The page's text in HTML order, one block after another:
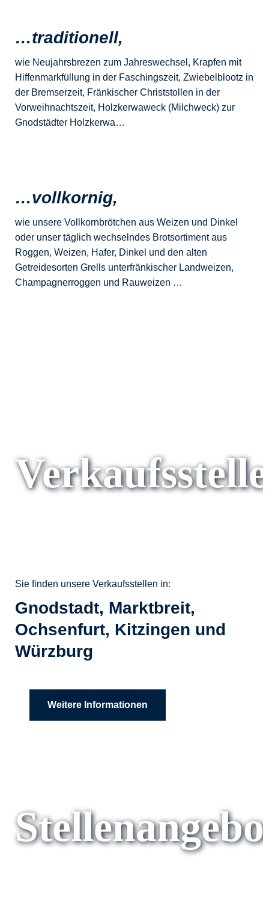
…traditionell,
wie Neujahrsbrezen zum Jahreswechsel, Krapfen mit
Hiffenmarkfüllung in der Faschingszeit, Zwiebelblootz in
der Bremserzeit, Fränkischer Christstollen in der
Vorweihnachtszeit, Holzkerwaweck (Milchweck) zur
Gnodstädter Holzkerwa…
…vollkornig,
wie unsere Vollkornbrötchen aus Weizen und Dinkel
oder unser täglich wechselndes Brotsortiment aus
Roggen, Weizen, Hafer, Dinkel und den alten
Getreidesorten Grells unterfränkischer Landweizen,
Champagnerroggen und Rauweizen …
Sie finden unsere Verkaufsstellen in:
Gnodstadt, Marktbreit,
Ochsenfurt, Kitzingen und
Würzburg
Weitere Informationen